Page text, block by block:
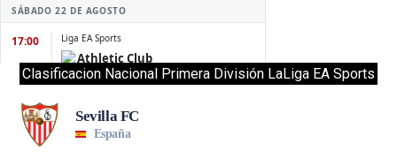
Clasificacion Nacional Primera División LaLiga EA Sports